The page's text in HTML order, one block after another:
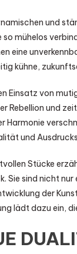
und
so mühelos
eine
kühne,
Einsatz von
Rebellion und
Harmonie
und
Stücke
Sie sind nicht
der
lädt dazu ein,